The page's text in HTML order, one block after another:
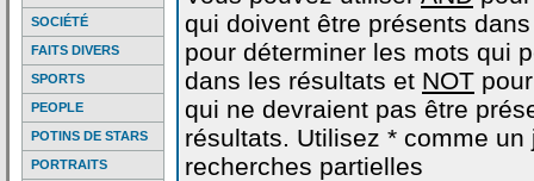
SOCIÉTÉ
FAITS DIVERS
SPORTS
PEOPLE
POTINS DE STARS
PORTRAITS
qui doivent être présents
pour déterminer les mots qui
dans les résultats et NOT
qui ne devraient pas être
résultats. Utilisez * comme un
recherches partielles